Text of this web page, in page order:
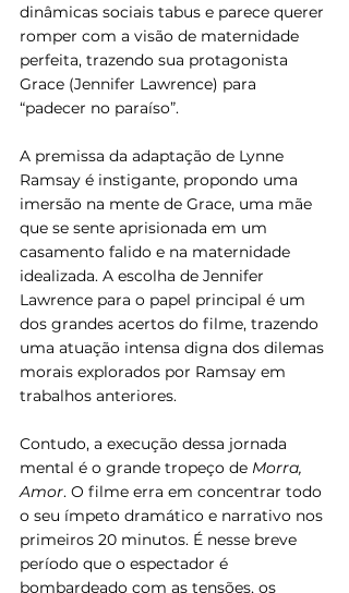
dinâmicas sociais tabus e parece querer
romper com a visão de maternidade
perfeita, trazendo sua protagonista
Grace (Jennifer Lawrence) para
“padecer no paraíso”.
A premissa da adaptação de Lynne
Ramsay é instigante, propondo uma
imersão na mente de Grace, uma mãe
que se sente aprisionada em um
casamento falido e na maternidade
idealizada. A escolha de Jennifer
Lawrence para o papel principal é um
dos grandes acertos do filme, trazendo
uma atuação intensa digna dos dilemas
morais explorados por Ramsay em
trabalhos anteriores.
Contudo, a execução dessa jornada
mental é o grande tropeço de Morra,
Amor. O filme erra em concentrar todo
o seu ímpeto dramático e narrativo nos
primeiros 20 minutos. É nesse breve
período que o espectador é
bombardeado com as tensões, os